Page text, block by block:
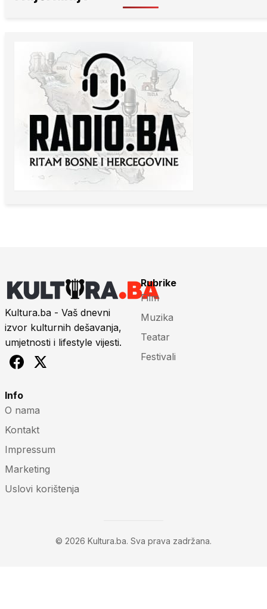
Kultura.ba - Vaš dnevni
izvor kulturnih dešavanja,
umjetnosti i lifestyle vijesti.
Rubrike
Film
Muzika
Teatar
Festivali
Info
O nama
Kontakt
Impressum
Marketing
Uslovi korištenja
© 2026 Kultura.ba. Sva prava zadržana.